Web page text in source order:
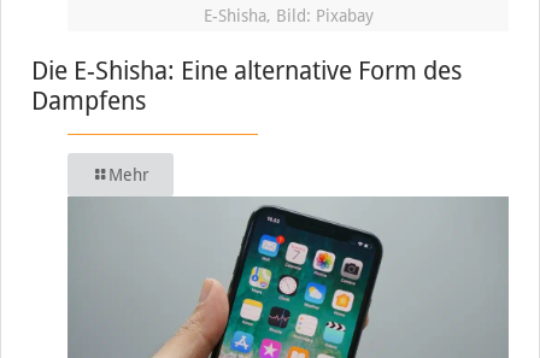
E-Shisha, Bild: Pixabay
Die E-Shisha: Eine alternative Form des
Dampfens
Mehr